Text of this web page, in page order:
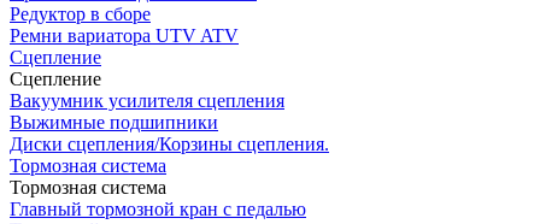
Редуктор в сборе
Ремни вариатора UTV ATV
Сцепление
Сцепление
Вакуумник усилителя сцепления
Выжимные подшипники
Диски сцепления/Корзины сцепления.
Тормозная система
Тормозная система
Главный тормозной кран с педалью